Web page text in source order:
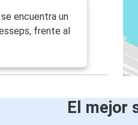
encuentra un
frente al
El mejor